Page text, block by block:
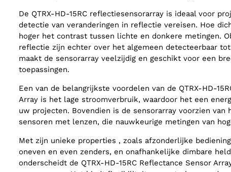
De QTRX-HD-15RC reflectiesensorarray is ideaal voor
detectie van veranderingen in reflectie vereisen. Hoe
hoger het contrast tussen lichte en donkere metingen.
reflectie zijn echter over het algemeen detecteerbaar
maakt de sensorarray veelzijdig en geschikt voor een
toepassingen.
Een van de belangrijkste voordelen van de QTRX-HD-
Array is het lage stroomverbruik, waardoor het een
uw projecten. Bovendien is de sensorarray voorzien van
sensoren met lenzen, die nauwkeurige metingen van
Met zijn unieke properties , zoals afzonderlijke
oneven en even zenders, en onafhankelijke dimbare
onderscheidt de QTRX-HD-15RC Reflectance Sensor